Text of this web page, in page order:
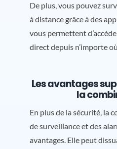
De plus, vous pouvez
à distance grâce à des
vous permettent
direct depuis n’importe
Les avantages
la
En plus de la sécurité, la
de surveillance et des
avantages. Elle peut